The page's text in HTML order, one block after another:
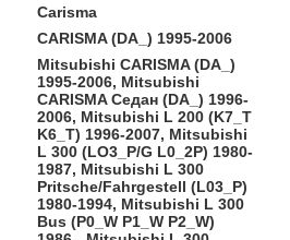
Carisma
CARISMA (DA_) 1995-2006
Mitsubishi CARISMA (DA_)
1995-2006, Mitsubishi
CARISMA Седан (DA_) 1996-
2006, Mitsubishi L 200 (K7_T
K6_T) 1996-2007, Mitsubishi
L 300 (LO3_P/G L0_2P) 1980-
1987, Mitsubishi L 300
Pritsche/Fahrgestell (L03_P)
1980-1994, Mitsubishi L 300
Bus (P0_W P1_W P2_W)